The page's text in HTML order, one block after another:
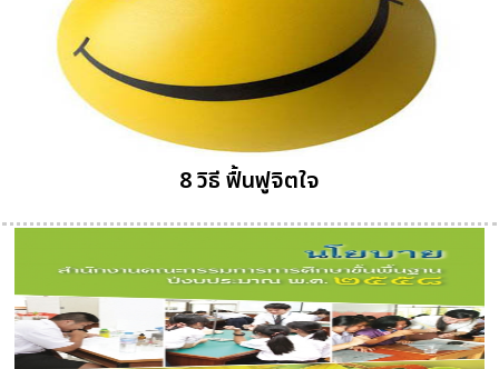
8 วิธี ฟื้นฟูจิตใจ